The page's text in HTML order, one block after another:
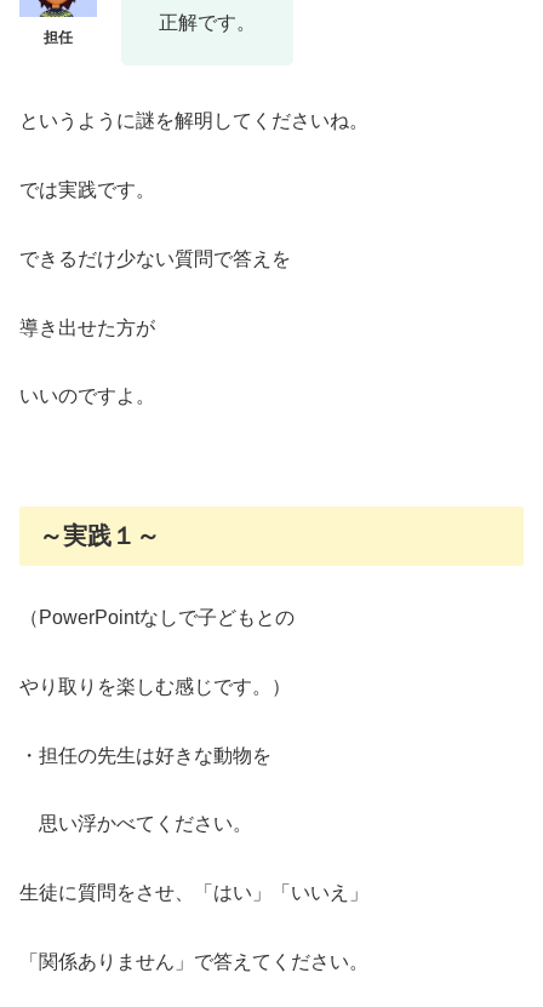
正解です。
というように謎を解明してくださいね。
では実践です。
できるだけ少ない質問で答えを
導き出せた方が
いいのですよ。
～実践１～
（PowerPointなしで子どもとの
やり取りを楽しむ感じです。）
・担任の先生は好きな動物を
思い浮かべてください。
生徒に質問をさせ、「はい」「いいえ」
「関係ありません」で答えてください。